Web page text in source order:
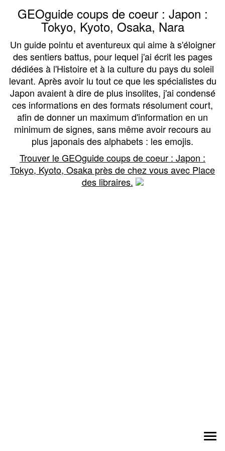
GEOguide coups de coeur : Japon :
Tokyo, Kyoto, Osaka, Nara
Un guide pointu et aventureux qui aime à s'éloigner
des sentiers battus, pour lequel j'ai écrit les pages
dédiées à l'Histoire et à la culture du pays du soleil
levant. Après avoir lu tout ce que les spécialistes du
Japon avaient à dire de plus insolites, j'ai condensé
ces informations en des formats résolument court,
afin de donner un maximum d'information en un
minimum de signes, sans même avoir recours au
plus japonais des alphabets : les emojis.
Trouver le GEOguide coups de coeur : Japon :
Tokyo, Kyoto, Osaka près de chez vous avec Place
des libraires.